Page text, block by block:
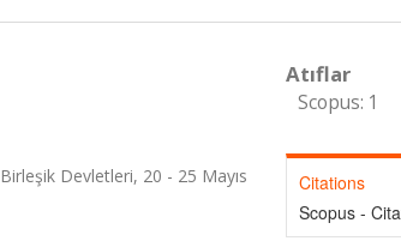
Devletleri, 20 - 25 Mayıs
Atıflar
Scopus: 1
Citations
Scopus -